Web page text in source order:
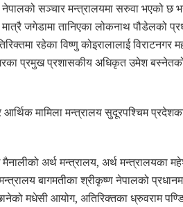
सञ्चार मन्त्रालयमा सरुवा भएको छ
जगेडामा तानिएका लोकनाथ पौडेलको
रहेका विष्णु कोइरालालाई विराटनगर
प्रमुख प्रशासकीय अधिकृत उमेश
मामिला मन्त्रालय सुदूरपश्चिम
अर्थ मन्त्रालय, अर्थ मन्त्रालयका
बागमतीका श्रीकृष्ण नेपालको
मधेसी आयोग, अतिरिक्तका ध्रुवराम